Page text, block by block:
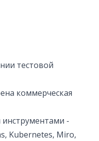
тестовой
коммерческая
инструментами -
Kubernetes, Miro,